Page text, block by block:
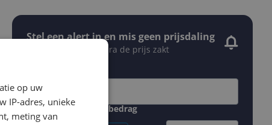
Stel een alert in en mis geen prijsdaling
Krijg een seintje zodra de prijs zakt
Gewenste daling of bedrag
Gewenste prijs
op uw
IP-adres, unieke
meting van